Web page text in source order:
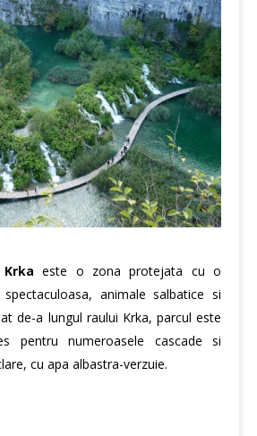
este o zona protejata cu o
animale salbatice si
de-a lungul raului Krka, parcul este
pentru numeroasele cascade si
cu apa albastra-verzuie.